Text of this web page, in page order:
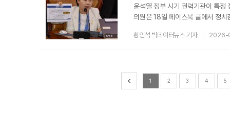
윤석열 정부 시기 권력기관이 특정
의원은 18일 페이스북 글에서 정
국정조사 과정을 통해 윤석열 정권
황인석 빅데이터뉴스 기자 2026-
1 2 3 4 5